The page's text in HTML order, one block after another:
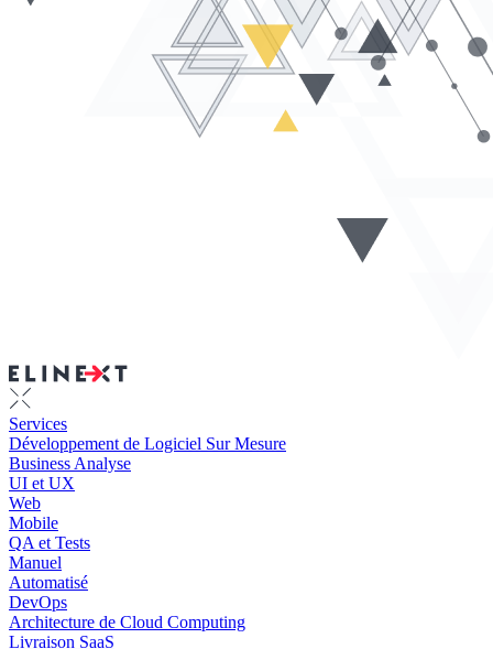
Services
Développement de Logiciel Sur Mesure
Business Analyse
UI et UX
Web
Mobile
QA et Tests
Manuel
Automatisé
DevOps
Architecture de Cloud Computing
Livraison SaaS